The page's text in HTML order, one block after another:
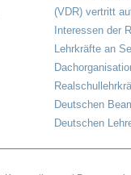
(VDR) vertritt
Interessen der
Lehrkräfte an
Deutschen
Deutschen